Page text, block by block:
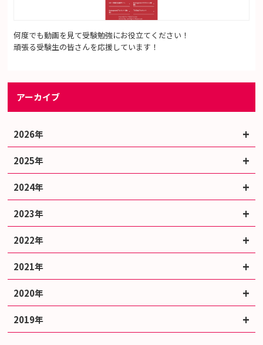
何度でも動画を見て受験勉強にお役立てください！
頑張る受験生の皆さんを応援しています！
アーカイブ
2026年
2025年
2024年
2023年
2022年
2021年
2020年
2019年